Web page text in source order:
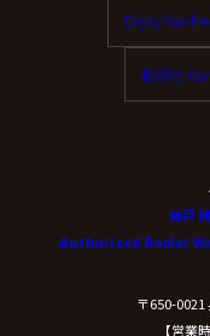
ご本人からの求め
開示等に応ずる窓
に関する苦情、相
（８）本人が
人情報の取得
Enjoy tax-
歡迎在
神戸
Authorized Dealer
〒650-
【営業